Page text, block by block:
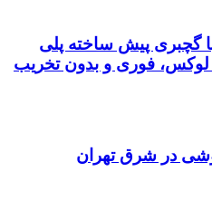
با گچبری پیش ساخته پلی
لوکس، فوری و بدون تخریب
در شرق تهران